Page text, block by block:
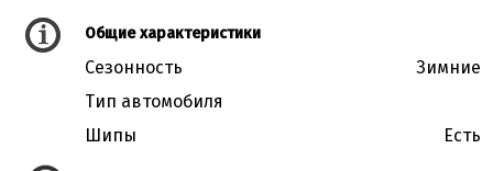
Общие характеристики
Сезонность
Зимние
Тип автомобиля
Шипы
Есть